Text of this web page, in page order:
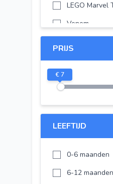
LEGO Marvel
Venom
LEGO Marvel
Disney
LEGO
LEGO Animal
LEGO
PRIJS
€7
LEEFTIJD
0-6 maanden
6-12 maanden